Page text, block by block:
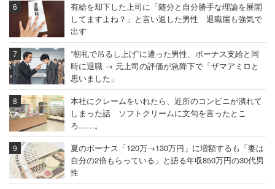
有給を却下した上司に「随分と自分勝手な理論を展開
してますよね？」と言い返した男性 退職届も強気で
出す
“朝礼で吊るし上げ”に遭った男性、ボーナス支給と同
時に退職 → 元上司の評価が急降下で「ザマアミロと
思いました」
本社にクレームをいれたら、近所のコンビニが潰れて
しまった話 ソフトクリームに文句を言ったとこ
ろ……。
夏のボーナス「120万→130万円」に増額するも「妻は
自分の2倍もらっている」と語る年収850万円の30代男
性